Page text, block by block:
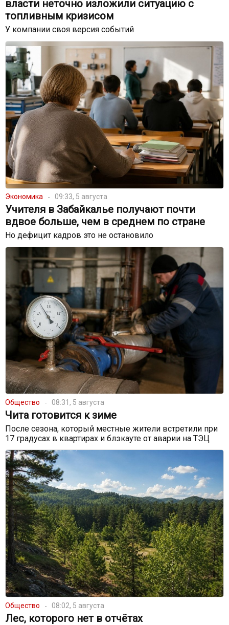
власти неточно изложили ситуацию с
топливным кризисом
У компании своя версия событий
Экономика 09:33, 5 августа
Учителя в Забайкалье получают почти
вдвое больше, чем в среднем по стране
Но дефицит кадров это не остановило
Общество 08:31, 5 августа
Чита готовится к зиме
После сезона, который местные жители встретили при
17 градусах в квартирах и блэкауте от аварии на ТЭЦ
Общество 08:02, 5 августа
Лес, которого нет в отчётах